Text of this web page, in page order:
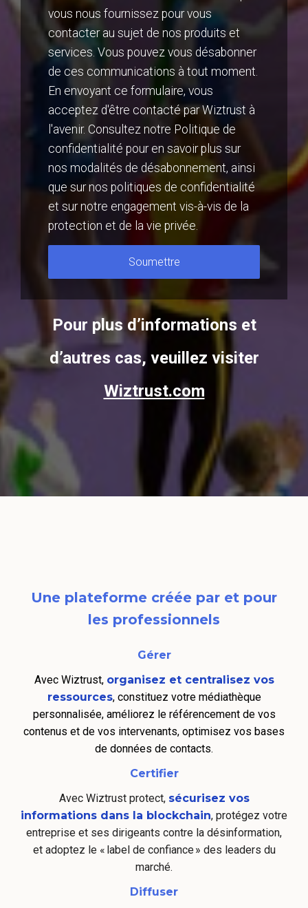
vous nous fournissez pour vous
contacter au sujet de nos produits et
services. Vous pouvez vous désabonner
de ces communications à tout moment.
En envoyant ce formulaire, vous
acceptez d'être contacté par Wiztrust à
l'avenir. Consultez notre Politique de
confidentialité pour en savoir plus sur
nos modalités de désabonnement, ainsi
que sur nos politiques de confidentialité
et sur notre engagement vis-à-vis de la
protection et de la vie privée.
Pour plus d’informations et
d’autres cas, veuillez visiter
Wiztrust.com
Une plateforme créée par et pour
les professionnels
Gérer
Avec Wiztrust, organisez et centralisez vos
ressources, constituez votre médiathèque
personnalisée, améliorez le référencement de vos
contenus et de vos intervenants, optimisez vos bases
de données de contacts.
Certifier
Avec Wiztrust protect, sécurisez vos
informations dans la blockchain, protégez votre
entreprise et ses dirigeants contre la désinformation,
et adoptez le « label de confiance » des leaders du
marché.
Diffuser